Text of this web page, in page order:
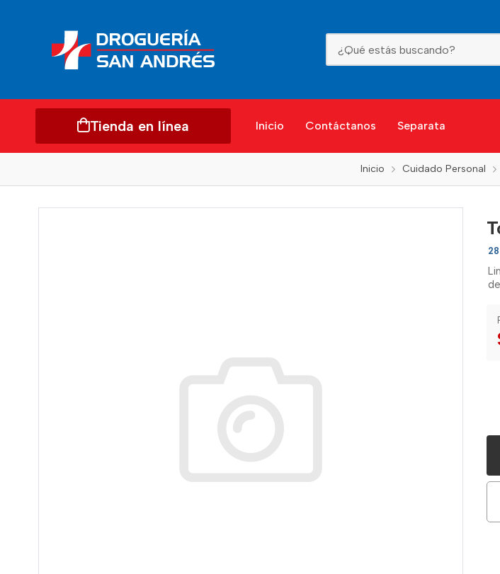
Tienda en línea Inicio Contáctanos Separata
Inicio Cuidado Personal